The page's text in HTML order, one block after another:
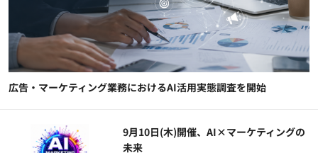
広告・マーケティング業務におけるAI活用実態調査を開始
9月10日(木)開催、AI×マーケティングの
未来